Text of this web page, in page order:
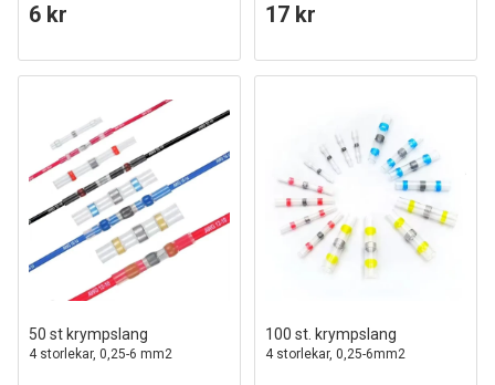
6 kr 17 kr
50 st krympslang
4 storlekar, 0,25-6 mm2
100 st. krympslang
4 storlekar, 0,25-6mm2